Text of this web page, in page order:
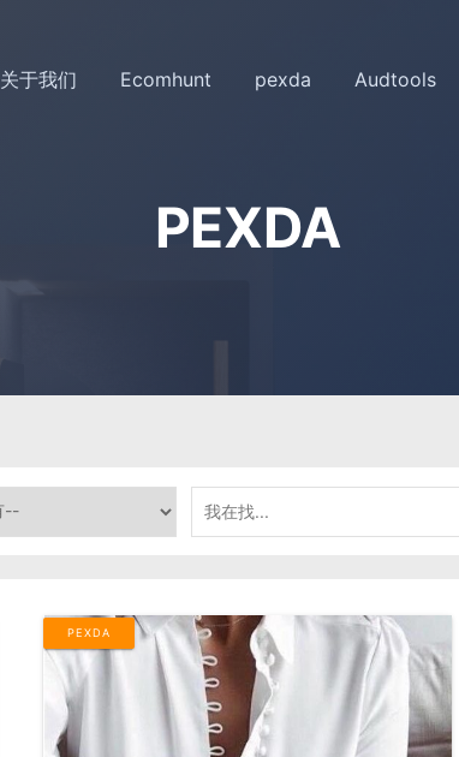
关于我们 Ecomhunt pexda Audtools
PEXDA
PEXDA